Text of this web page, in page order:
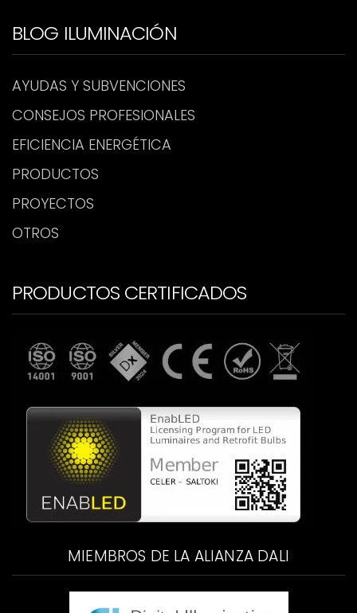
BLOG ILUMINACIÓN
AYUDAS Y SUBVENCIONES
CONSEJOS PROFESIONALES
EFICIENCIA ENERGÉTICA
PRODUCTOS
PROYECTOS
OTROS
PRODUCTOS CERTIFICADOS
MIEMBROS DE LA ALIANZA DALI